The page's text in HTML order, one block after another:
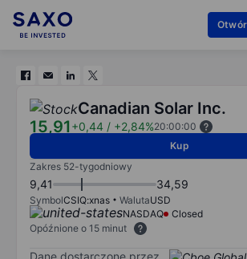
Canadian Solar Inc.
15,91+0,44 / +2,84%20:00:00
Kup
Zakres 52-tygodniowy
9,41 34,59
SymbolCSIQ:xnas WalutaUSD
NASDAQ
Closed
Opóźnione o 15 minut
Dane dostarczone przez